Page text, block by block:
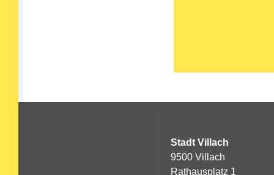
Stadt Villach
9500 Villach
Rathausplatz 1